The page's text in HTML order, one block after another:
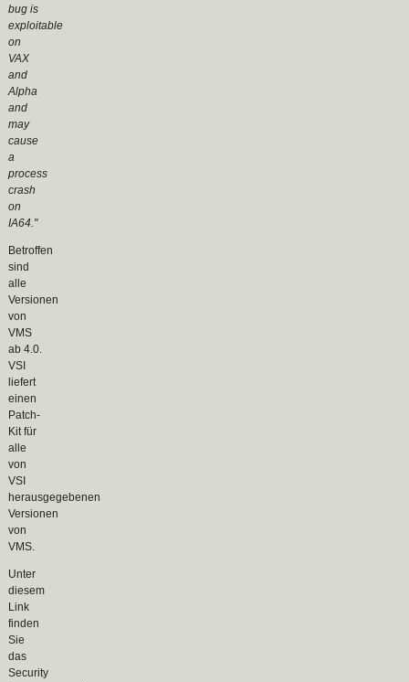
bug is
exploitable
on
VAX
and
Alpha
and
may
cause
a
process
crash
on
IA64."
Betroffen
sind
alle
Versionen
von
VMS
ab 4.0.
VSI
liefert
einen
Patch-
Kit für
alle
von
VSI
herausgegebenen
Versionen
von
VMS.
Unter
diesem
Link
finden
Sie
das
Security